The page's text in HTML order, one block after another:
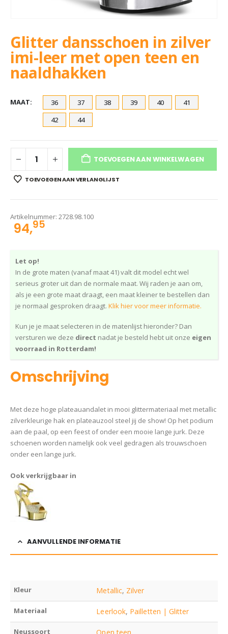
Glitter dansschoen in zilver
imi-leer met open teen en
naaldhakken
MAAT 36 37 38 39 40
41
42
44
TOEVOEGEN AAN WINKELWAGEN
TOEVOEGEN AAN VERLANGLIJST
Artikelnummer: 2728.98.100
94,95
Let op!
In de grote maten (vanaf maat 41) valt dit model echt wel
serieus groter uit dan de normale maat. Wij raden je aan om,
als je een grote maat draagt, een maat kleiner te bestellen dan
je normaal gesproken draagt. Klik hier voor meer informatie.
Kun je je maat selecteren in de matenlijst hieronder? Dan
versturen we deze direct nadat je besteld hebt uit onze eigen
voorraad in Rotterdam!
Omschrijving
Met deze hoge plateauandalet in mooi glittermateriaal met metallic
zilverkleurige hak en plateauzool steel jij de show! Op het podium
aan de paal, op een feest of onder een mooie lange jurk. Deze
schoenen worden namelijk ook veel gedragen als trouwschoen
onder een lange jurk.
Ook verkrijgbaar in
AANVULLENDE INFORMATIE
Kleur Metallic, Zilver
Materiaal Leerlook, Pailletten | Glitter
Neussoort